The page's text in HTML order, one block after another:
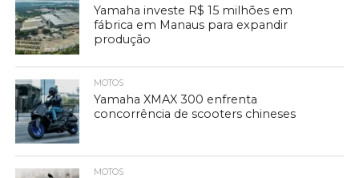
Yamaha investe R$ 15 milhões em
fábrica em Manaus para expandir
produção
MOTOS
Yamaha XMAX 300 enfrenta
concorrência de scooters chineses
MOTOS